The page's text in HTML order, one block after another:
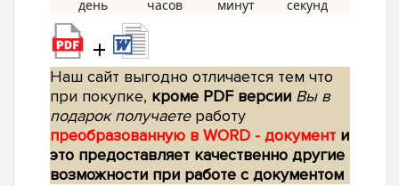
+
Наш сайт выгодно отличается тем что
при покупке, кроме PDF версии Вы в
подарок получаетеработу
преобразованную в WORD - документ и
это предоставляет качественно другие
возможности при работе с документом